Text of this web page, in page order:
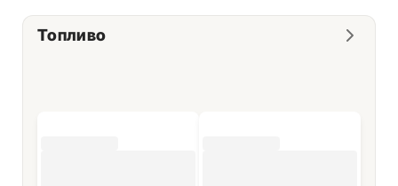
Топливо